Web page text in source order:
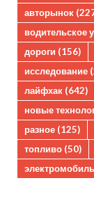
авторынок
водительское
дороги (156)
исследование
лайфхак (642)
новые
разное (125)
топливо (50)
электромобиль